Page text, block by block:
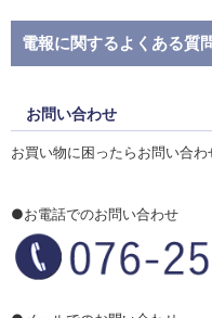
電報に関するよくある質
お問い合わせ
お買い物に困ったらお問い合
●お電話でのお問い合わせ